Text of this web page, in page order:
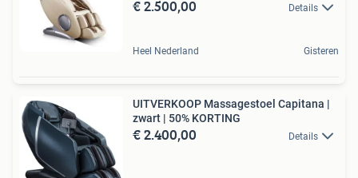
€ 2.500,00 Details
Heel Nederland Gisteren
UITVERKOOP Massagestoel Capitana |
zwart | 50% KORTING
€ 2.400,00 Details